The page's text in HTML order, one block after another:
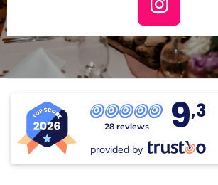
I
n
s
t
g
a
m
28 reviews 9,3
provided by